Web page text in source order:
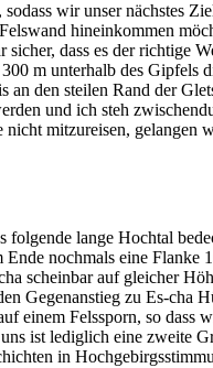
wir unser nächstes
hineinkommen
dass es der richtige
m unterhalb des Gipfels
den steilen Rand der
und ich steh
mitzureisen, gelangen
lange Hochtal
nochmals eine Flanke
scheinbar auf gleicher
Gegenanstieg zu Es-cha
einem Felssporn, so dass
ist lediglich eine zweite
in